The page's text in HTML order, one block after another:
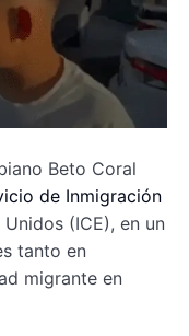
Beto Coral
de Inmigración
(ICE), en un
tanto en
migrante en